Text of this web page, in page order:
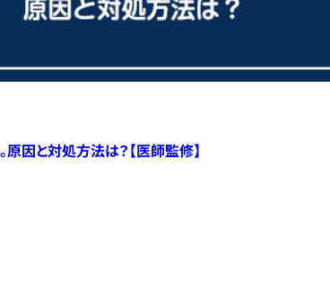
因と対処方法は？【医師監修】